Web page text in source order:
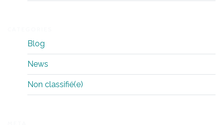
Blog
News
Non classifié(e)